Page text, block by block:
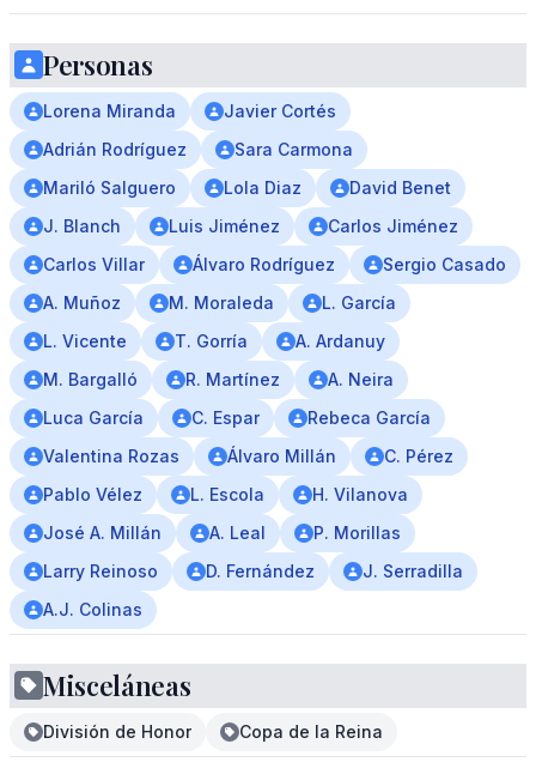
Personas
Lorena Miranda
Javier Cortés
Adrián Rodríguez
Sara Carmona
Mariló Salguero
Lola Diaz
David Benet
J. Blanch
Luis Jiménez
Carlos Jiménez
Carlos Villar
Álvaro Rodríguez
Sergio Casado
A. Muñoz
M. Moraleda
L. García
L. Vicente
T. Gorría
A. Ardanuy
M. Bargalló
R. Martínez
A. Neira
Luca García
C. Espar
Rebeca García
Valentina Rozas
Álvaro Millán
C. Pérez
Pablo Vélez
L. Escola
H. Vilanova
José A. Millán
A. Leal
P. Morillas
Larry Reinoso
D. Fernández
J. Serradilla
A.J. Colinas
Misceláneas
División de Honor Copa de la Reina